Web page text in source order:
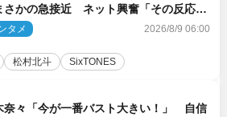
さかの急接近 ネット興奮「その反応
「いいの!?」（ネタバレあり）
タメ 2026/8/9 06:00
松村北斗 SixTONES
奈々「今が一番バスト大きい！」 自信